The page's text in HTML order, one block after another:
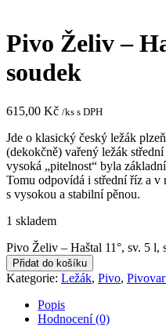
Pivo Želiv –
soudek
615,00 Kč /ks s DPH
Jde o klasický český ležák
(dekokčně) vařený ležák
vysoká „pitelnost“ byla
Tomu odpovídá i střední říz a v
s vysokou a stabilní pěnou.
1 skladem
Pivo Želiv – Haštal 11°, sv. 5 l,
Přidat do košíku
Kategorie: Ležák, Pivo,
Popis
Hodnocení (0)